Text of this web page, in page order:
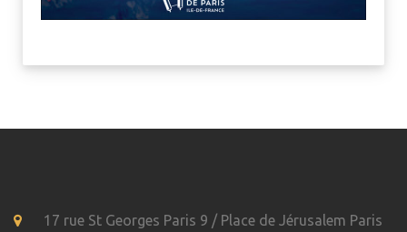
17 rue St Georges Paris 9 / Place de Jérusalem Paris